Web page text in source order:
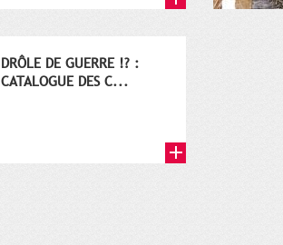
DRÔLE DE GUERRE !? :
CATALOGUE DES C...